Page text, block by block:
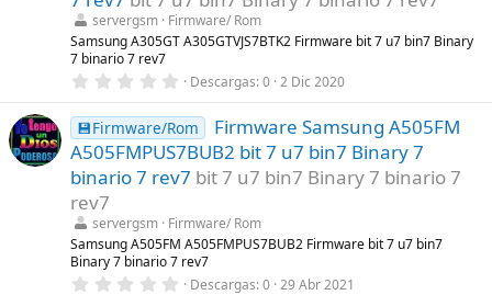
r
e
l
s
)
servergsm Firmware/ Rom
Samsung A305GT A305GTVJS7BTK2 Firmware bit 7 u7 bin7 Binary
7 binario 7 rev7
0
0
0
e
s
t
r
l
l
a
(
s
Descargas 0 2 Dic 2020
💾Firmware/Rom
Firmware Samsung A505FM
A505FMPUS7BUB2 bit 7 u7 bin7 Binary 7
binario 7 rev7 bit 7 u7 bin7 Binary 7 binario 7
rev7
servergsm Firmware/ Rom
Samsung A505FM A505FMPUS7BUB2 Firmware bit 7 u7 bin7
Binary 7 binario 7 rev7
0 Descargas 0 29 Abr 2021